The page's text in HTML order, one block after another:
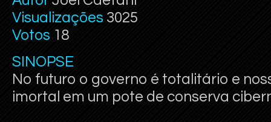
Visualizações 3025
Votos 18
SINOPSE
No futuro o governo é totalitário e
imortal em um pote de conserva